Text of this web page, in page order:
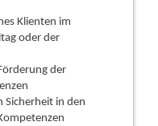
Klienten im
oder der
der
Sicherheit in den